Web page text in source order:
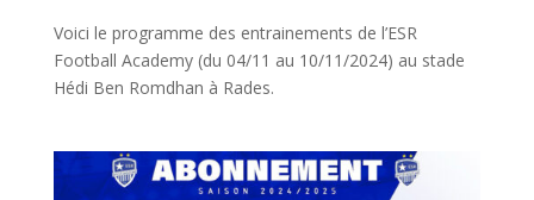
Voici le programme des entrainements de l’ESR
Football Academy (du 04/11 au 10/11/2024) au stade
Hédi Ben Romdhan à Rades.